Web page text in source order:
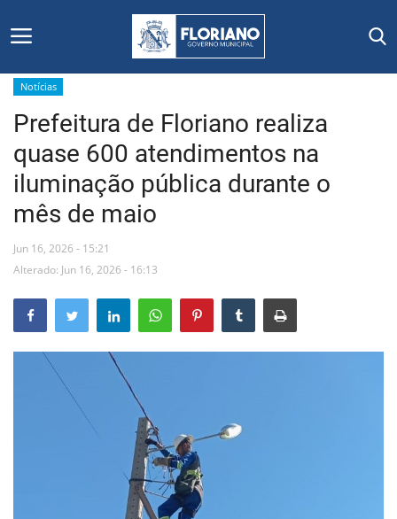
Início
Editais
Floriano
Secretarias e Órgãos
Mural de Licitações
Notícias
Prefeitura de Floriano realiza
quase 600 atendimentos na
iluminação pública durante o
mês de maio
Jun 16, 2026 - 15:21
Alterado: Jun 16, 2026 - 16:13